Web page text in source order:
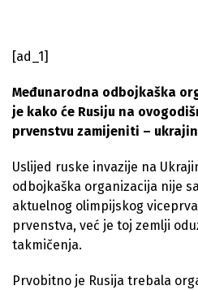
[ad_1]
Međunarodna odbojkaška
je kako će Rusiju na
prvenstvu zamijeniti –
Uslijed ruske invazije na
odbojkaška organizacija nije
aktuelnog olimpijskog
prvenstva, već je toj zemlji
takmičenja.
Prvobitno je Rusija trebala